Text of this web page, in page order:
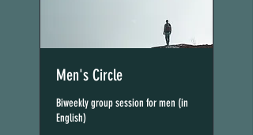
Men's Circle
Biweekly group session for men (in
English)